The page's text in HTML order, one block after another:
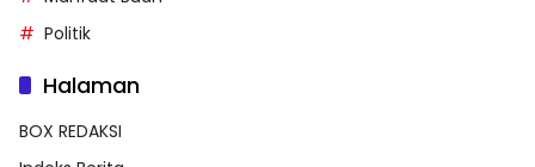
Politik
Halaman
BOX REDAKSI